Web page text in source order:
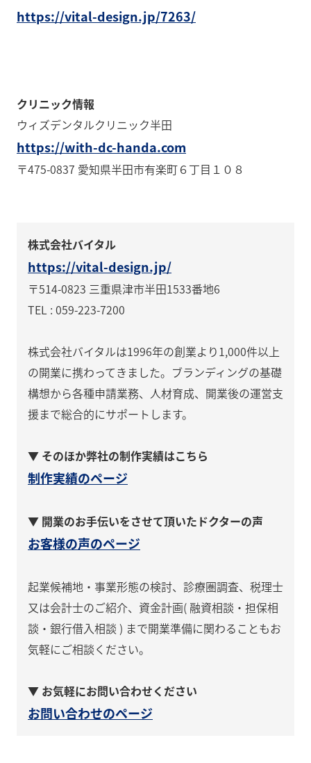
https://vital-design.jp/7263/
クリニック情報
ウィズデンタルクリニック半田
https://with-dc-handa.com
〒475-0837 愛知県半田市有楽町６丁目１０８
株式会社バイタル
https://vital-design.jp/
〒514-0823 三重県津市半田1533番地6
TEL : 059-223-7200
株式会社バイタルは1996年の創業より1,000件以上
の開業に携わってきました。ブランディングの基礎
構想から各種申請業務、人材育成、開業後の運営支
援まで総合的にサポートします。
▼ そのほか弊社の制作実績はこちら
制作実績のページ
▼ 開業のお手伝いをさせて頂いたドクターの声
お客様の声のページ
起業候補地・事業形態の検討、診療圏調査、税理士
又は会計士のご紹介、資金計画( 融資相談・担保相
談・銀行借入相談 ) まで開業準備に関わることもお
気軽にご相談ください。
▼ お気軽にお問い合わせください
お問い合わせのページ